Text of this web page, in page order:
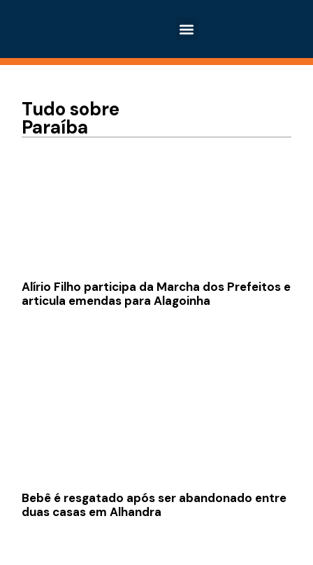
Tudo sobre
Paraíba
Alírio Filho participa da Marcha dos Prefeitos e
articula emendas para Alagoinha
Bebê é resgatado após ser abandonado entre
duas casas em Alhandra